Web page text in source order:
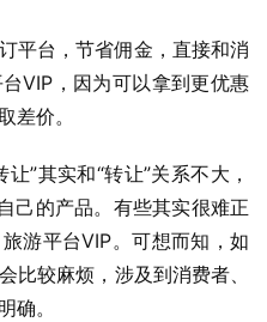
平台，节省佣金，直接和消
VIP，因为可以拿到更优惠
差价。
”其实和“转让”关系不大，
己的产品。有些其实很难正
游平台VIP。可想而知，如
比较麻烦，涉及到消费者、
确。